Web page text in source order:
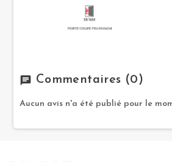
chat Commentaires (0)
Aucun avis n'a été publié pour le